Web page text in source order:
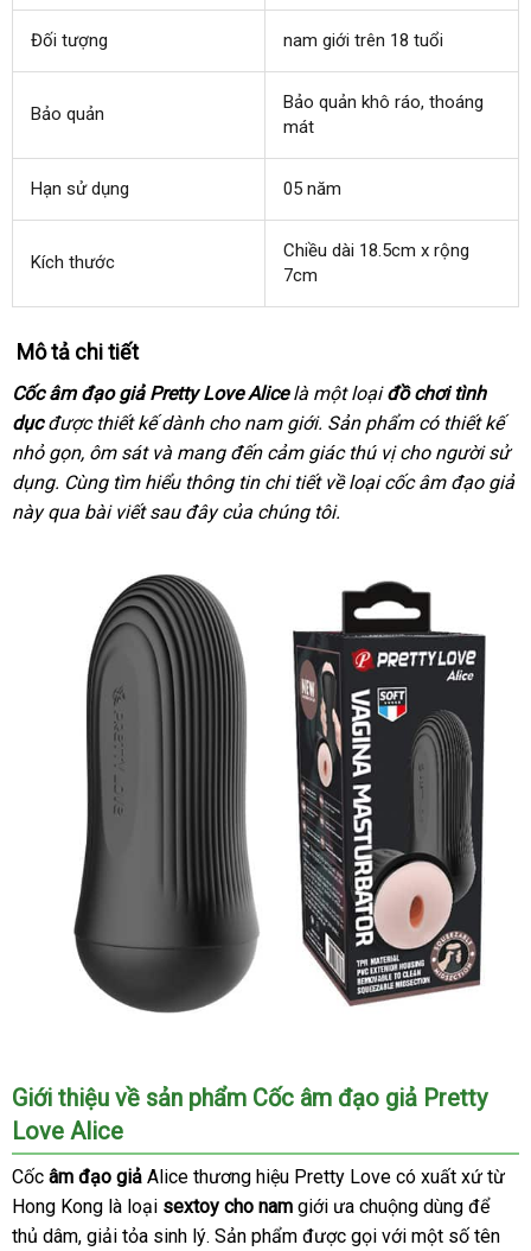
mua
Đối tượng nam giới trên 18 tuổi
Bảo quản
Bảo quản khô ráosiêu
, thoáng
mát
Hạn sử dụng 05 năm
Kích thước
Chiều dài 18.5cm x rộng
7cm
Mô tả chi tiết
Cốc âm đạo giả Pretty Love Alicelà một loạiđồ chơi tình
dục Mỹ
được thiết kế dành cho nam giớifacebook
. Sản phẩm có thiết kế
nhỏ gọncao
cấp
, ôm sát Úc
và mang đến cảm giác thú vị cho người sử
dụngnước
ngoài
. Cùng tìm hiểu thông tin chi tiết về loại cốc âm đạo giả
này qua bài viếtđại
sau đâynhập
của chúng tôi.
Cốc
âm
đạo
giả
Pretty
Love
Alice
Giới thiệu về sản phẩm Cốc âm đạo giả Pretty
Love Alice
Cốc âm đạo giả Alice thương hiệu Pretty Love có xuất xứ từ
Hong Kong là loại sextoy cho nam giới ưa chuộng dùng đại
lý
để
thủ dâmgiá
, giải tỏa sinh lýonline
. Sản phẩm showroom
được gọi mua
với một số tên